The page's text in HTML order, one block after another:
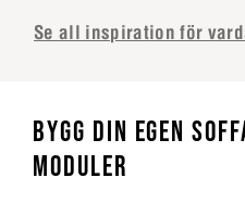
Se all inspiration för
BYGG DIN EGEN
MODULER